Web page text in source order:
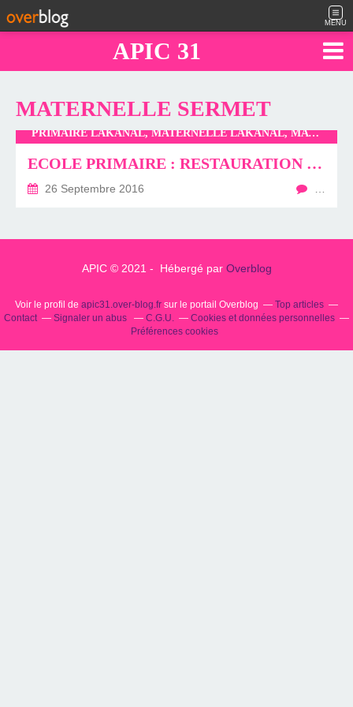
MENU
APIC 31
MATERNELLE SERMET
PRIMAIRE LAKANAL, MATERNELLE LAKANAL, MATERNELLE SERMET
ECOLE PRIMAIRE : RESTAURATION SCOLAIRE
26 Septembre 2016
APIC © 2021 - Hébergé par Overblog
Voir le profil de apic31.over-blog.fr sur le portail Overblog
Top articles
Contact
Signaler un abus C.G.U.
Cookies et données personnelles
Préférences cookies